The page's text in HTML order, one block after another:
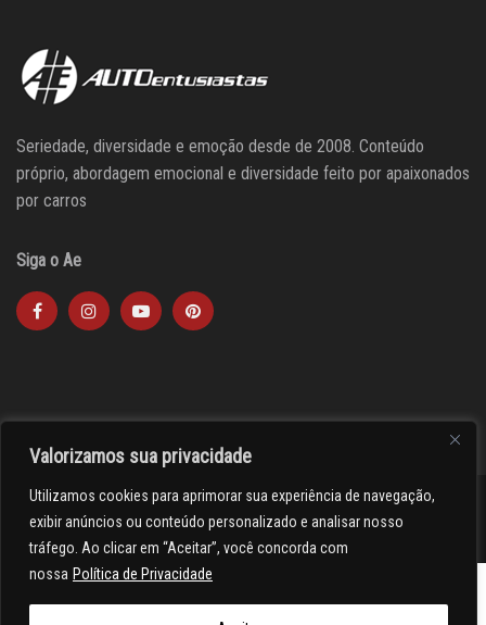
Valorizamos sua privacidade
Utilizamos cookies para aprimorar sua experiência de navegação,
exibir anúncios ou conteúdo personalizado e analisar nosso
tráfego. Ao clicar em “Aceitar”, você concorda com
nossa Política de Privacidade
Seriedade, diversidade e emoção desde de 2008. Conteúdo
próprio, abordagem emocional e diversidade feito por apaixonados
por carros
Siga o Ae
><(((º> 17